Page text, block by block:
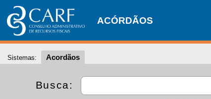
ACÓRDÃOS
Sistemas: Acordãos
Busca: